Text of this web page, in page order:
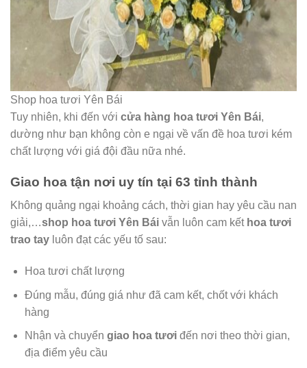
Shop hoa tươi Yên Bái
Tuy nhiên, khi đến với cửa hàng hoa tươi Yên Bái,
dường như bạn không còn e ngại về vấn đề hoa tươi kém
chất lượng với giá đội đầu nữa nhé.
Giao hoa tận nơi uy tín tại 63 tỉnh thành
Không quảng ngại khoảng cách, thời gian hay yêu cầu nan
giải,…shop hoa tươi Yên Bái vẫn luôn cam kết hoa tươi
trao tay luôn đạt các yếu tố sau:
Hoa tươi chất lượng
Đúng mẫu, đúng giá như đã cam kết, chốt với khách
hàng
Nhận và chuyển giao hoa tươiđến nơi theo thời gian,
địa điểm yêu cầu